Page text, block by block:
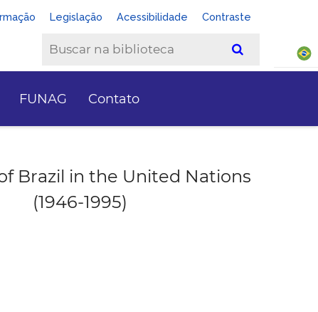
Legislação Acessibilidade Contraste
FUNAG Contato
Brazil in the United Nations
(1946-1995)